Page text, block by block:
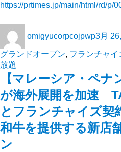
https://prtimes.jp/main/html/rd/p/
omigyucorpcojpwp3月
グランドオープン, フランチャイ
放題
【マレーシア・ペナ
が海外展開を加速
とフランチャイズ契
和牛を提供する新店
ン